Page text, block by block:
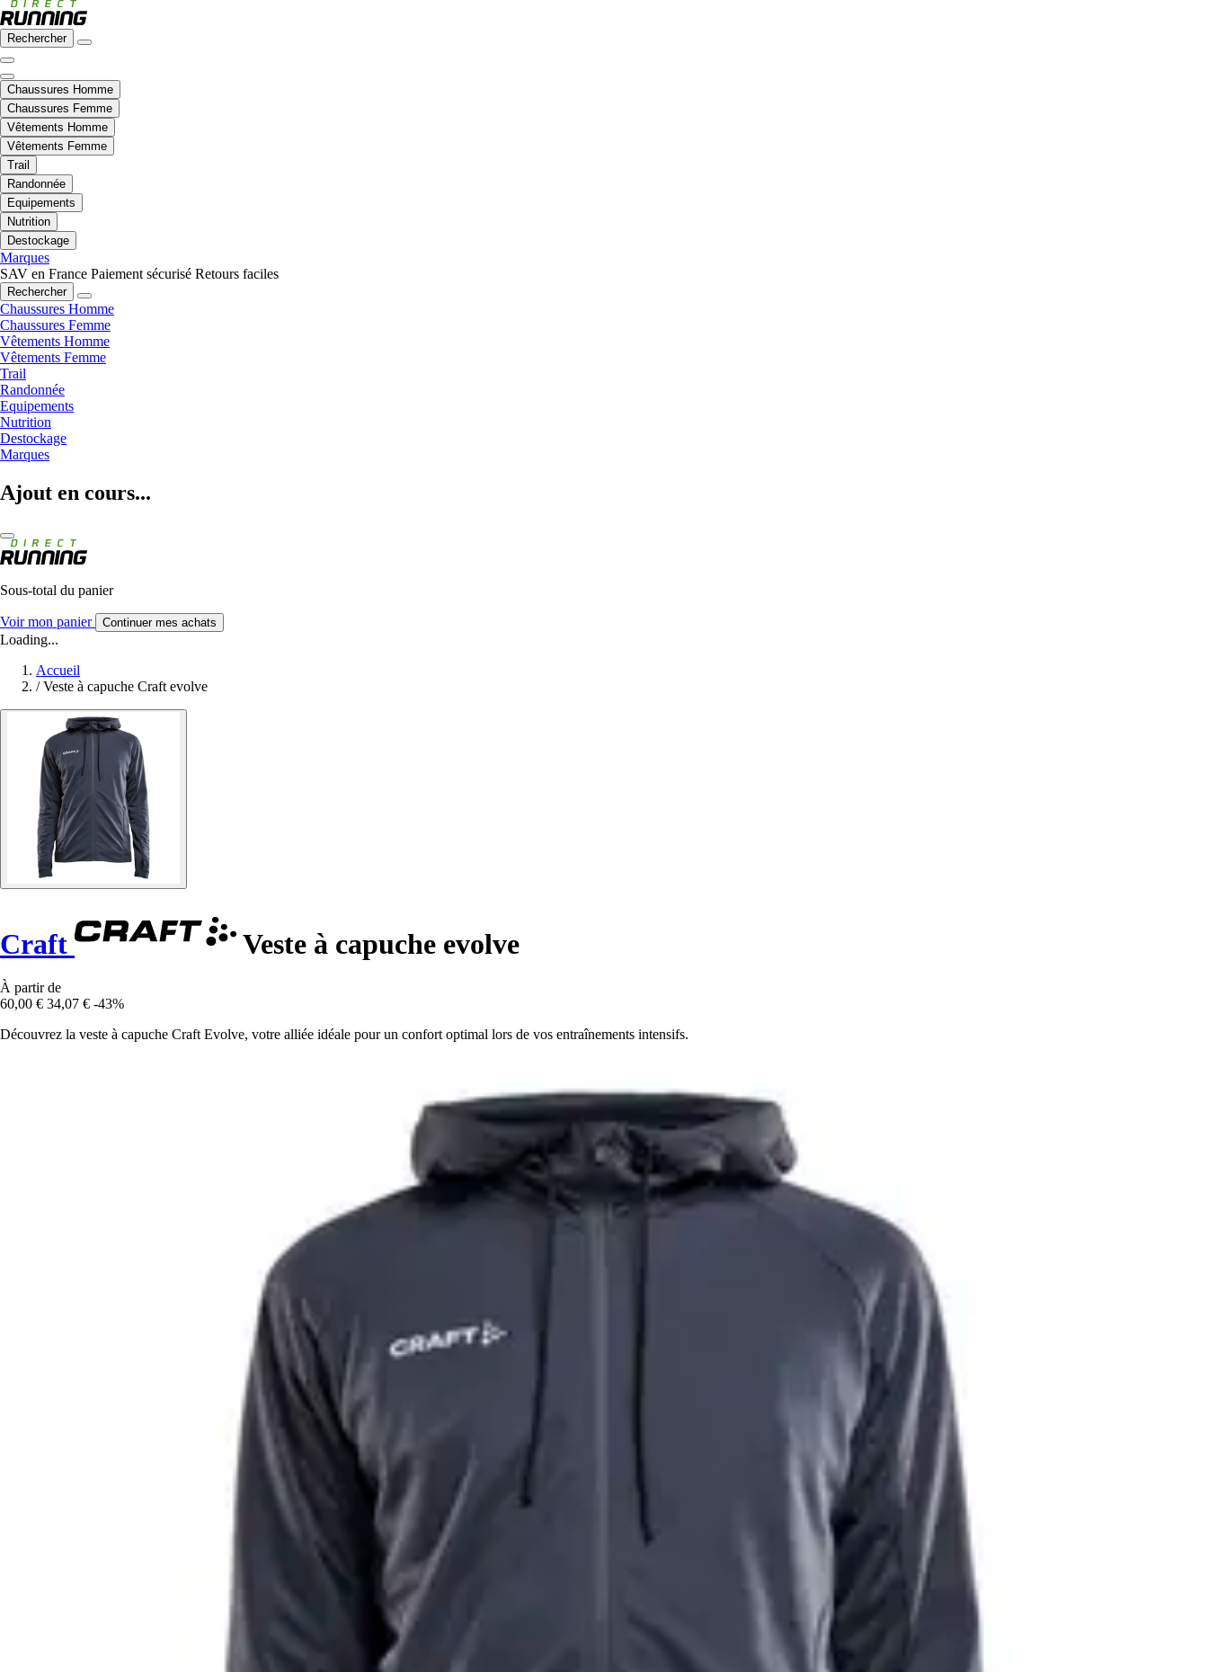
Rechercher
Chaussures Homme
Chaussures Femme
Vêtements Homme
Vêtements Femme
Trail
Randonnée
Equipements
Nutrition
Destockage
Marques
SAV en France Paiement sécurisé Retours faciles
Rechercher
Chaussures Homme
Chaussures Femme
Vêtements Homme
Vêtements Femme
Trail
Randonnée
Equipements
Nutrition
Destockage
Marques
Ajout en cours...
Sous-total du panier
Voir mon panier Continuer mes achats
Loading...
Accueil
/ Veste à capuche Craft evolve
Craft Veste à capuche evolve
À partir de
60,00 € 34,07 € -43%
Découvrez la veste à capuche Craft Evolve, votre alliée idéale pour un confort optimal lors de vos entraînements intensifs.